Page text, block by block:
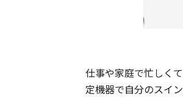
仕事や家庭で忙しく
定機器で自分のスイ